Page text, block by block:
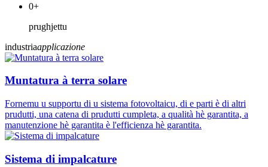
0+
prughjettu
industriaapplicazione
Muntatura à terra solare
Fornemu u supportu di u sistema fotovoltaicu, di e parti è di altri
prudutti, una catena di prudutti cumpleta, a qualità hè garantita, a
manutenzione hè garantita è l'efficienza hè garantita.
Sistema di impalcature